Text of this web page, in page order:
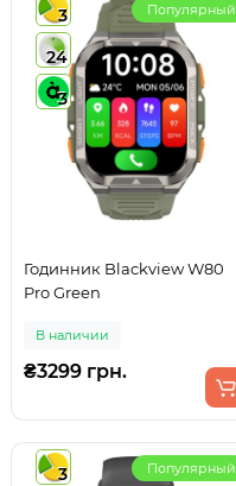
3
24
3
Популярный
Годинник Blackview W80
Pro Green
В наличии
₴3299 грн.
3
Популярный